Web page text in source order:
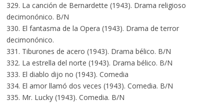
329. La canción de Bernardette (1943). Drama religioso
decimonónico. B/N
330. El fantasma de la Opera (1943). Drama de terror
decimonónico.
331. Tiburones de acero (1943). Drama bélico. B/N
332. La estrella del norte (1943). Drama bélico. B/N
333. El diablo dijo no (1943). Comedia
334. El amor llamó dos veces (1943). Comedia. B/N
335. Mr. Lucky (1943). Comedia. B/N